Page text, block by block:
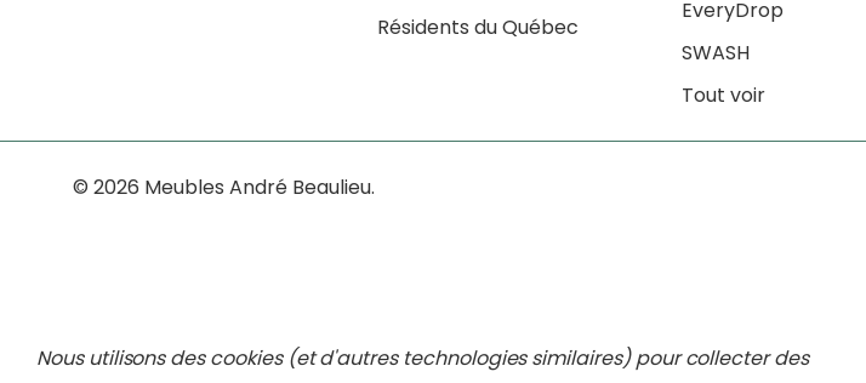
Résidents du Québec
EveryDrop
SWASH
Tout voir
© 2026 Meubles André Beaulieu.
Nous utilisons des cookies (et d'autres technologies similaires) pour collecter des